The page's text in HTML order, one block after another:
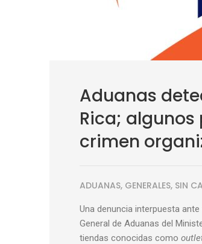
Aduanas
Rica;
crimen
ADUANAS, GENERALES, SIN
Una denuncia interpuesta
General de Aduanas del
tiendas conocidas como